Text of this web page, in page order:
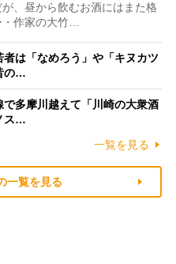
、昼から飲むお酒にはまた格
作家の大竹…
者は「なめろう」や「キヌカツ
の…
で多摩川越えて「川崎の大衆酒
ス…
一覧を見る
一覧を見る